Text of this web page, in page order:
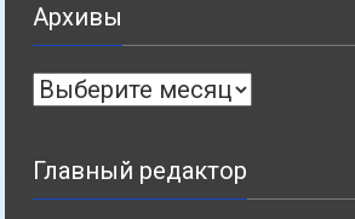
Архивы
Архивы
Главный редактор